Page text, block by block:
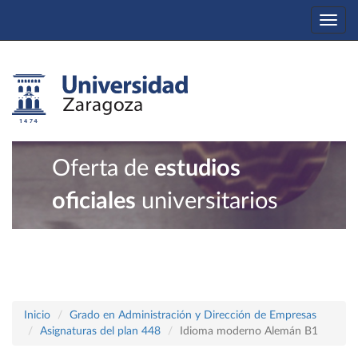
Oferta de estudios
oficiales universitarios
Inicio
Grado en Administración y Dirección de Empresas
Asignaturas del plan 448
Idioma moderno Alemán B1